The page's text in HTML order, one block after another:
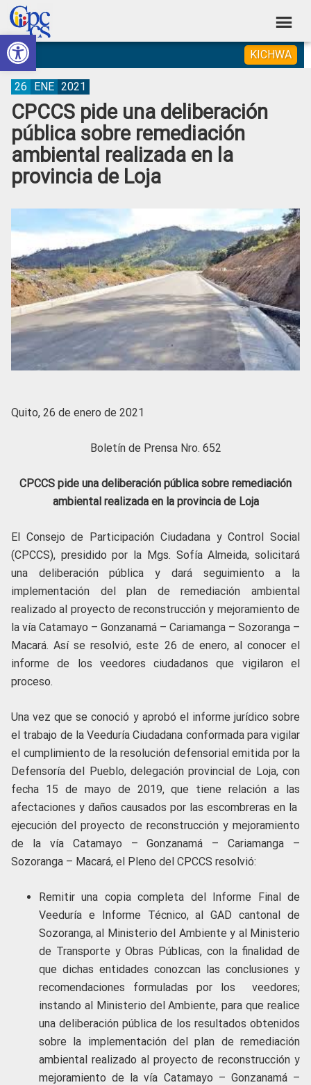
Abrir barra de herramientas
Skip
to
primary
navigation
Skip
to
main
content
Skip
to
primary
sidebar
Skip
to
footer
Consejo
de
Participación
Ciudadana
Control
Social
Construyendo
Poder
Ciudadano
KICHWA
CPCCS pide una deliberación
pública sobre remediación
ambiental realizada en la
provincia de Loja
26 ENE 2021
Quito, 26 de enero de 2021
Boletín de Prensa Nro. 652
CPCCS pide una deliberación pública sobre remediación
ambiental realizada en la provincia de Loja
El Consejo de Participación Ciudadana y Control Social
(CPCCS), presidido por la Mgs. Sofía Almeida, solicitará
una deliberación pública y dará seguimiento a la
implementación del plan de remediación ambiental
realizado al proyecto de reconstrucción y mejoramiento de
la vía Catamayo – Gonzanamá – Cariamanga – Sozoranga –
Macará. Así se resolvió, este 26 de enero, al conocer el
informe de los veedores ciudadanos que vigilaron el
proceso.
Una vez que se conoció y aprobó el informe jurídico sobre
el trabajo de la Veeduría Ciudadana conformada para vigilar
el cumplimiento de la resolución defensorial emitida por la
Defensoría del Pueblo, delegación provincial de Loja, con
fecha 15 de mayo de 2019, que tiene relación a las
afectaciones y daños causados por las escombreras en la
ejecución del proyecto de reconstrucción y mejoramiento
de la vía Catamayo – Gonzanamá – Cariamanga –
Sozoranga – Macará, el Pleno del CPCCS resolvió:
Remitir una copia completa del Informe Final de
Veeduría e Informe Técnico, al GAD cantonal de
Sozoranga, al Ministerio del Ambiente y al Ministerio
de Transporte y Obras Públicas, con la finalidad de
que dichas entidades conozcan las conclusiones y
recomendaciones formuladas por los veedores;
instando al Ministerio del Ambiente, para que realice
una deliberación pública de los resultados obtenidos
sobre la implementación del plan de remediación
ambiental realizado al proyecto de reconstrucción y
mejoramiento de la vía Catamayo – Gonzanamá –